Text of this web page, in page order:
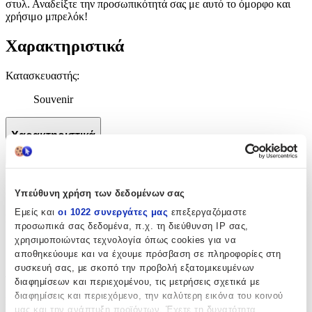
Υπεύθυνη χρήση των δεδομένων σας
Εμείς και οι 1022 συνεργάτες μας επεξεργαζόμαστε
προσωπικά σας δεδομένα, π.χ. τη διεύθυνση IP σας,
χρησιμοποιώντας τεχνολογία όπως cookies για να
αποθηκεύουμε και να έχουμε πρόσβαση σε πληροφορίες στη
συσκευή σας, με σκοπό την προβολή εξατομικευμένων
διαφημίσεων και περιεχομένου, τις μετρήσεις σχετικά με
διαφημίσεις και περιεχόμενο, την καλύτερη εικόνα του κοινού
μας και την ανάπτυξη προϊόντων. Έχετε τη δυνατότητα
στυλ. Αναδείξτε την προσωπικότητά σας με αυτό το όμορφο και
χρήσιμο μπρελόκ!
Χαρακτηριστικά
Κατασκευαστής:
Souvenir
Χαρακτηριστικά
Χαρακτηριστικά
Κατασκευαστής:
Souvenir
Αξιολογήσεις
Προς το παρόν δεν υπάρχουν άλλες αξιολογήσεις. Όταν